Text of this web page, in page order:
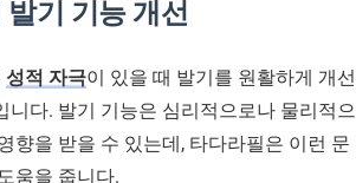
기 기능 개선
성적 자극이 있을 때 발기를 원활하게 개선
니다. 발기 기능은 심리적으로나 물리적으
향을 받을 수 있는데, 타다라필은 이런 문
움을 줍니다.